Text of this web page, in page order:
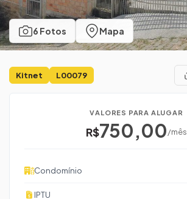
6 Fotos Mapa
Kitnet L00079
VALORES PARA ALUGAR
R$750,00/mês
Condomínio
IPTU